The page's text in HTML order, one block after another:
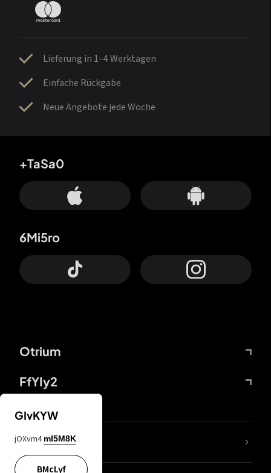
Lieferung in 1–4 Werktagen
Einfache Rückgabe
Neue Angebote jede Woche
Otrium
FfYIy2
+TaSa0
6Mi5ro
DDcvSo
GIvKYW
jOXvm4 mI5M8K
BMcLyf